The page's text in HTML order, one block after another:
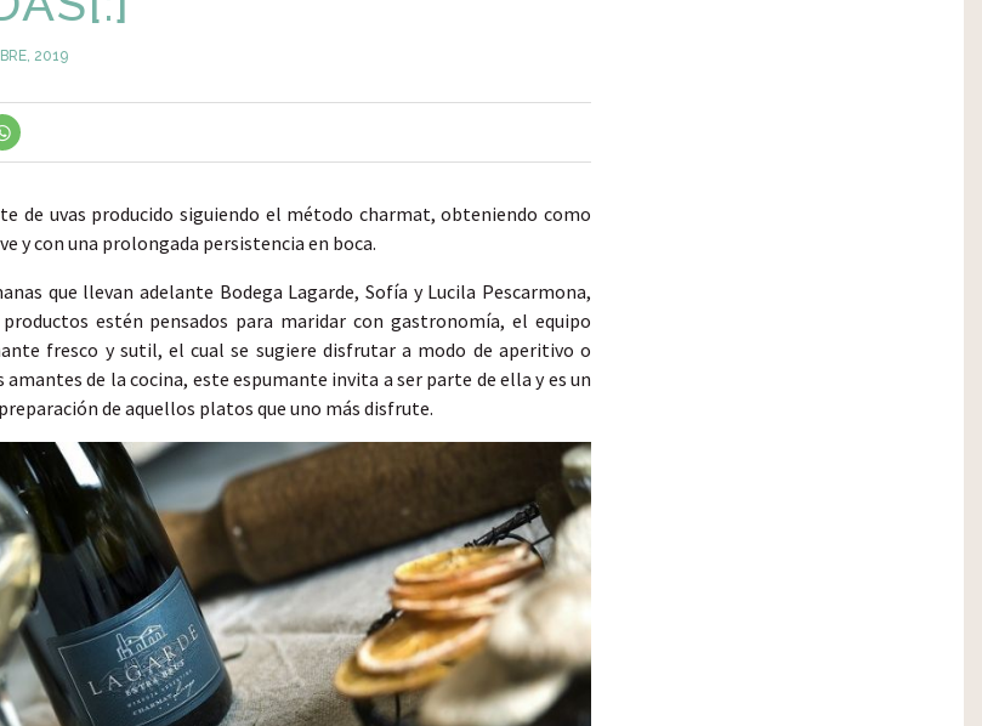
2019
de uvas producido siguiendo el método charmat, obteniendo como
y con una prolongada persistencia en boca.
que llevan adelante Bodega Lagarde, Sofía y Lucila Pescarmona,
estén pensados para maridar con gastronomía, el equipo
fresco y sutil, el cual se sugiere disfrutar a modo de aperitivo o
de la cocina, este espumante invita a ser parte de ella y es un
de aquellos platos que uno más disfrute.